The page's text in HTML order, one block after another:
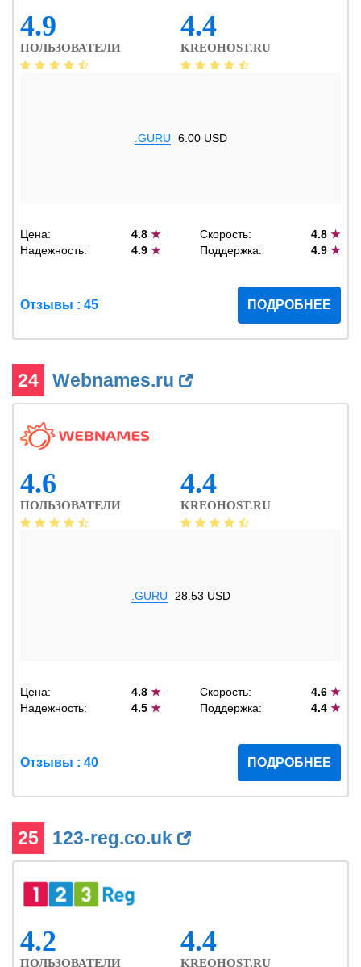
4.9
ПОЛЬЗОВАТЕЛИ
4.4
KREOHOST.RU
.GURU 6.00 USD
Цена: 4.8★ Скорость: 4.8 ★
Надежность:
4.9★ Поддержка: 4.9 ★
Отзывы : 45 ПОДРОБНЕЕ
24 Webnames.ru
4.6
ПОЛЬЗОВАТЕЛИ
4.4
KREOHOST.RU
.GURU 28.53 USD
Цена: 4.8★ Скорость: 4.6 ★
Надежность:
4.5★ Поддержка: 4.4 ★
Отзывы : 40 ПОДРОБНЕЕ
25 123-reg.co.uk
4.2
ПОЛЬЗОВАТЕЛИ
4.4
KREOHOST.RU